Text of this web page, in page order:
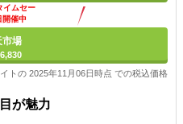
イムセー
開催中
市場
トの 2025年11月06日時点 での税込価格
が魅力